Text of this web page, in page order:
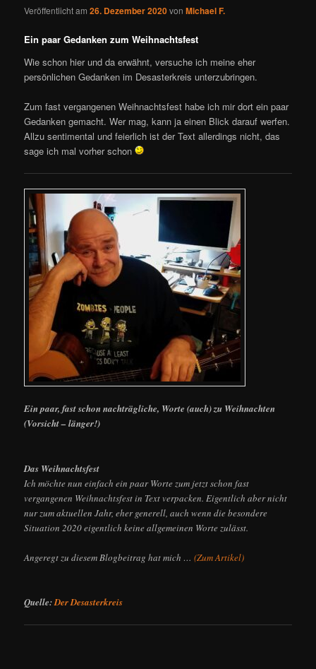
Veröffentlicht am26. Dezember 2020vonMichael F.
Ein paar Gedanken zum Weihnachtsfest
Wie schon hier und da erwähnt, versuche ich meine eher
persönlichen Gedanken im Desasterkreis unterzubringen.
Zum fast vergangenen Weihnachtsfest habe ich mir dort ein paar
Gedanken gemacht. Wer mag, kann ja einen Blick darauf werfen.
Allzu sentimental und feierlich ist der Text allerdings nicht, das
sage ich mal vorher schon
Ein paar, fast schon nachträgliche, Worte (auch) zu Weihnachten
(Vorsicht – länger!)
Das Weihnachtsfest
Ich möchte nun einfach ein paar Worte zum jetzt schon fast
vergangenen Weihnachtsfest in Text verpacken. Eigentlich aber nicht
nur zum aktuellen Jahr, eher generell, auch wenn die besondere
Situation 2020 eigentlich keine allgemeinen Worte zulässt.
Angeregt zu diesem Blogbeitrag hat mich …(Zum Artikel)
Quelle:Der Desasterkreis